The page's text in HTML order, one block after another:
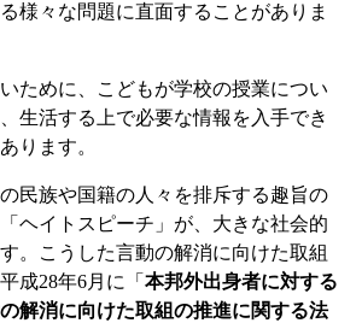
様々な問題に直面することがありま
ために、こどもが学校の授業につい
生活する上で必要な情報を入手でき
ります。
民族や国籍の人々を排斥する趣旨の
ヘイトスピーチ」が、大きな社会的
。こうした言動の解消に向けた取組
成28年6月に「 本邦外出身者に対する
解消に向けた取組の推進に関する法